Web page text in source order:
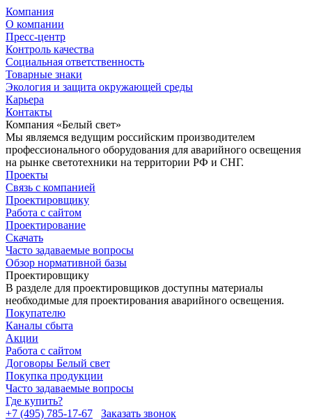
Компания
О компании
Пресс-центр
Контроль качества
Социальная ответственность
Товарные знаки
Экология и защита окружающей среды
Карьера
Контакты
Компания «Белый свет»
Мы являемся ведущим российским производителем
профессионального оборудования для аварийного освещения
на рынке светотехники на территории РФ и СНГ.
Проекты
Связь с компанией
Проектировщику
Работа с сайтом
Проектирование
Скачать
Часто задаваемые вопросы
Обзор нормативной базы
Проектировщику
В разделе для проектировщиков доступны материалы
необходимые для проектирования аварийного освещения.
Покупателю
Каналы сбыта
Акции
Работа с сайтом
Договоры Белый свет
Покупка продукции
Часто задаваемые вопросы
Где купить?
+7 (495) 785-17-67
Заказать звонок